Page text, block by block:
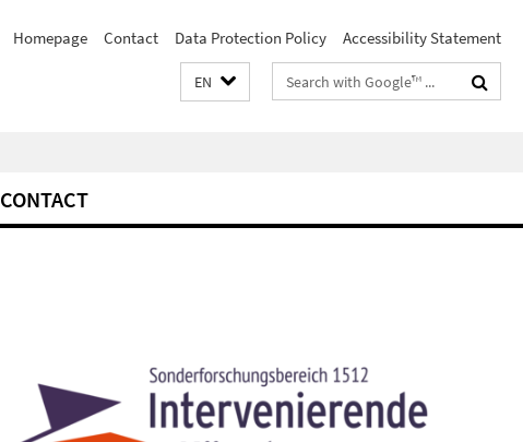
Homepage Contact Data Protection Policy Accessibility Statement
EN
Search
terms
CONTACT